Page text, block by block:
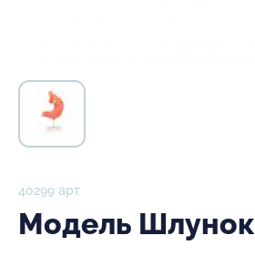
40299 арт
Модель Шлунок